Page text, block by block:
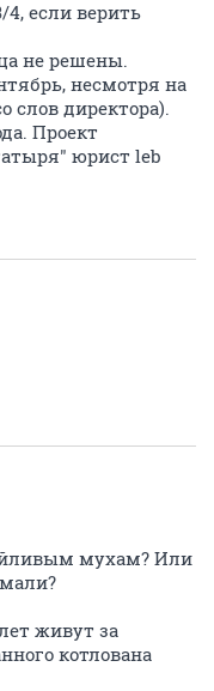
4, если верить
не решены.
несмотря на
слов директора).
Проект
юрист leb
мухам? Или
живут за
котлована